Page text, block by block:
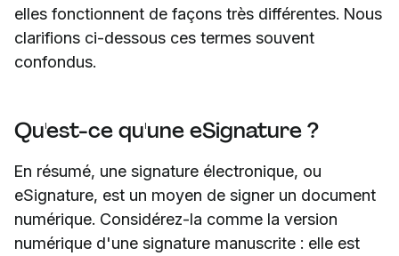
elles fonctionnent de façons très différentes. Nous
clarifions ci-dessous ces termes souvent
confondus.
Qu'est-ce qu'une eSignature ?
En résumé, une signature électronique, ou
eSignature, est un moyen de signer un document
numérique. Considérez-la comme la version
numérique d'une signature manuscrite : elle est